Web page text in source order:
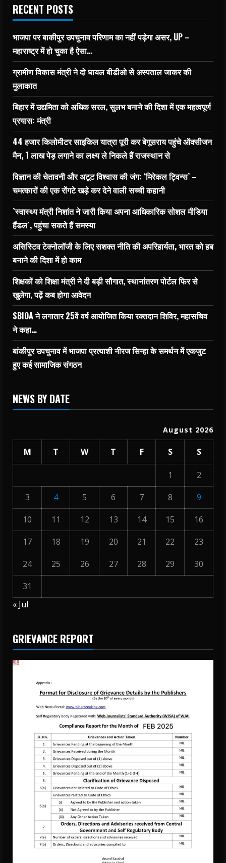
RECENT POSTS
भाजपा पर बाकीपुर उपचुनाव परिणाम का नहीं पड़ेगा असर, UP –
महाराष्ट्र में हो चुका है ऐसा…
ग्रामीण विकास मंत्री ने दो घायल बीडीओ से अस्पताल जाकर की
मुलाकात
बिहार में उद्यमिता को अधिक सरल, सुलभ बनाने की दिशा में एक महत्वपूर्ण
प्रयास: मंत्री
44 हजार किलोमीटर साइकिल यात्रा पूरी कर बेगूसराय पहुंचे ऑक्सीजन
मैन, 1 लाख पेड़ लगाने का लक्ष्य ले निकले हैं राजस्थान से
विज्ञान की चेतावनी और अटूट विश्वास की जंग: ‘मिरेकल ट्विन्स’ –
चमत्कारों की एक रोंगटे खड़े कर देने वाली सच्ची कहानी
`स्वास्थ्य मंत्री निशांत ने जारी किया अपना आधिकारिक सोशल मीडिया
हैंडल`, पहुंचा सकते हैं समस्या
असिस्टिव टेक्नोलॉजी के लिए सशक्त नीति की अपरिहार्यता, भारत को हब
बनाने की दिशा में हो काम
शिक्षकों को शिक्षा मंत्री ने दी बड़ी सौगात, स्थानांतरण पोर्टल फिर से
खुलेगा, पढ़ें कब होगा आवेदन
SBIOA ने लगातार 25वें वर्ष आयोजित किया रक्तदान शिविर, महासचिव
ने कहा…
बांकीपुर उपचुनाव में भाजपा प्रत्याशी नीरज सिन्हा के समर्थन में एकजुट
हुए कई सामाजिक संगठन
NEWS BY DATE
August 2026
M T W T F S S
1
2
3
4 5 6 7 8
9
10
11 12 13 14 15
16
17
18 19 20 21 22
23
24
25 26 27 28 29
30
31
« Jul
GRIEVANCE REPORT